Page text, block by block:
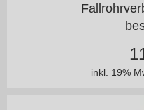
inkl. 19%